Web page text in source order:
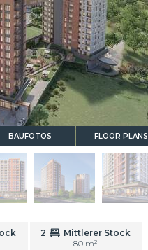
BAUFOTOS FLOOR PLANS
2
Mittlerer Stock
80 m²